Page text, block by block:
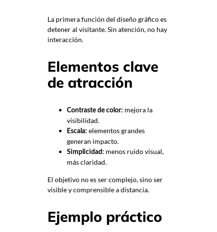
La primera función del diseño gráfico es
detener al visitante. Sin atención, no hay
interacción.
Elementos clave
de atracción
Contraste de color: mejora la
visibilidad.
Escala: elementos grandes
generan impacto.
Simplicidad: menos ruido visual,
más claridad.
El objetivo no es ser complejo, sino ser
visible y comprensible a distancia.
Ejemplo práctico